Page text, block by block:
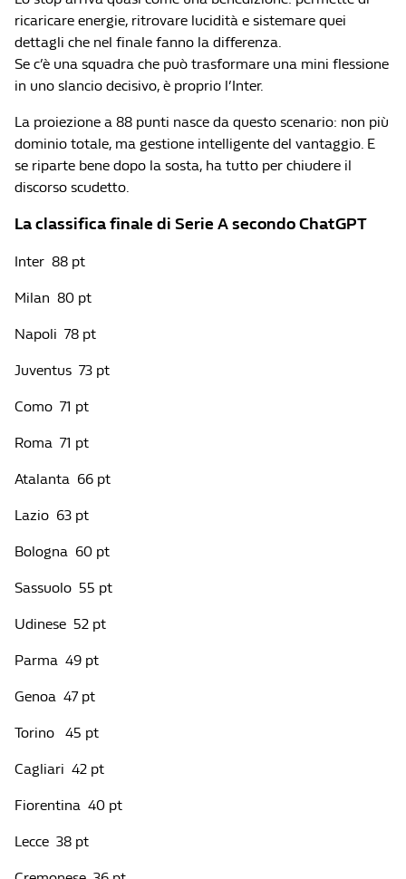
ricaricare energie, ritrovare lucidità e sistemare quei
dettagli che nel finale fanno la differenza.
Se c’è una squadra che può trasformare una mini flessione
in uno slancio decisivo, è proprio l’Inter.
La proiezione a 88 punti nasce da questo scenario: non più
dominio totale, ma gestione intelligente del vantaggio. E
se riparte bene dopo la sosta, ha tutto per chiudere il
discorso scudetto.
La classifica finale di Serie A secondo ChatGPT
Inter 88 pt
Milan 80 pt
Napoli 78 pt
Juventus 73 pt
Como 71 pt
Roma 71 pt
Atalanta 66 pt
Lazio 63 pt
Bologna 60 pt
Sassuolo 55 pt
Udinese 52 pt
Parma 49 pt
Genoa 47 pt
Torino 45 pt
Cagliari 42 pt
Fiorentina 40 pt
Lecce 38 pt